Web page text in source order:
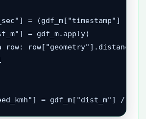
= (gdf_m["timestamp"] -
= gdf_m.apply(
row:
= gdf_m["dist_m"] /